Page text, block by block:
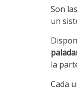
Son
un
la
Cada